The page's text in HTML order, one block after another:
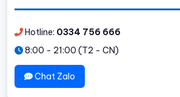
Hotline: 0334 756 666
8:00 - 21:00 (T2 - CN)
Chat Zalo